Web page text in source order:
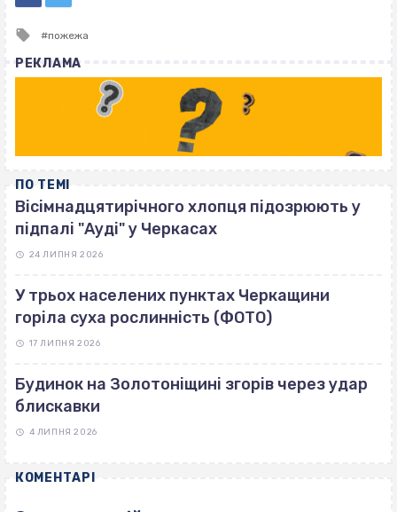
Tagged
пожежа
РЕКЛАМА
ПО ТЕМІ
Вісімнадцятирічного хлопця підозрюють у
підпалі "Ауді" у Черкасах
24 ЛИПНЯ 2026
У трьох населених пунктах Черкащини
горіла суха рослинність (ФОТО)
17 ЛИПНЯ 2026
Будинок на Золотоніщині згорів через удар
блискавки
4 ЛИПНЯ 2026
КОМЕНТАРІ